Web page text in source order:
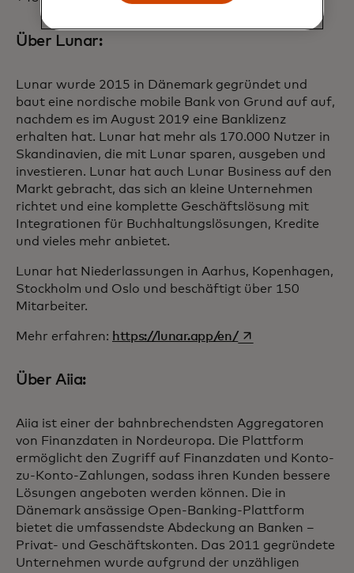
Über Lunar:
Lunar wurde 2015 in Dänemark gegründet und
baut eine nordische mobile Bank von Grund auf auf,
nachdem es im August 2019 eine Banklizenz
erhalten hat. Lunar hat mehr als 170.000 Nutzer in
Skandinavien, die mit Lunar sparen, ausgeben und
investieren. Lunar hat auch Lunar Business auf den
Markt gebracht, das sich an kleine Unternehmen
richtet und eine komplette Geschäftslösung mit
Integrationen für Buchhaltungslösungen, Kredite
und vieles mehr anbietet.
Lunar hat Niederlassungen in Aarhus, Kopenhagen,
Stockholm und Oslo und beschäftigt über 150
Mitarbeiter.
Mehr erfahren: https://lunar.app/en/wird in einer
Über Aiia:
Aiia ist einer der bahnbrechendsten Aggregatoren
von Finanzdaten in Nordeuropa. Die Plattform
ermöglicht den Zugriff auf Finanzdaten und Konto-
zu-Konto-Zahlungen, sodass ihren Kunden bessere
Lösungen angeboten werden können. Die in
Dänemark ansässige Open-Banking-Plattform
bietet die umfassendste Abdeckung an Banken –
Privat- und Geschäftskonten. Das 2011 gegründete
Unternehmen wurde aufgrund der unzähligen